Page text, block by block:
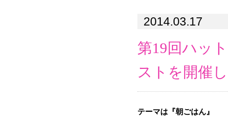
2014.03.17
第19回ハッ
ストを開催
テーマは『朝ごはん』